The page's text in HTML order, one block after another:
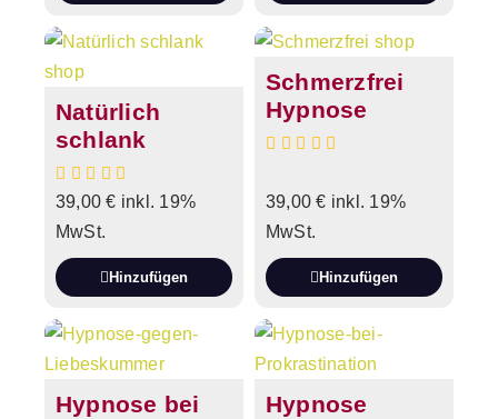
Natürlich
schlank
39,00€ inkl. 19%
MwSt.
Hinzufügen
Schmerzfrei
Hypnose
39,00€ inkl. 19%
MwSt.
Hinzufügen
Hypnose bei
Hypnose